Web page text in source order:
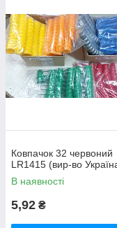
Ковпачок 32 червоний
LR1415 (вир-во
В наявності
5,92 ₴